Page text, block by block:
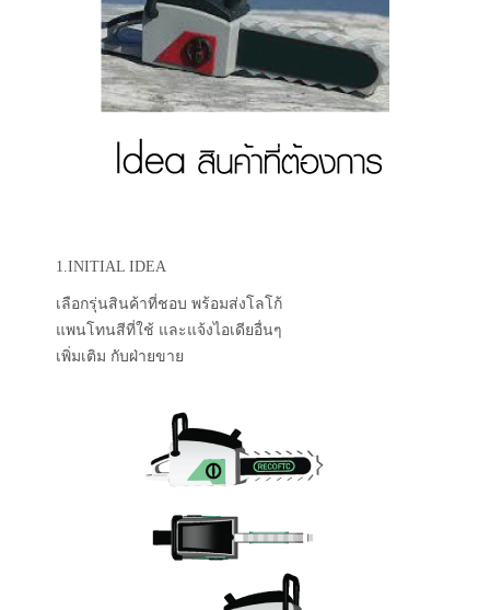
1.INITIAL IDEA
เลือกรุ่นสินค้าที่ชอบ พร้อมส่งโลโก้
แพนโทนสีที่ใช้ และแจ้งไอเดียอื่นๆ
เพิ่มเติม กับฝ่ายขาย